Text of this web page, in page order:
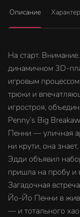
Описание
На старт.
динамичном 3D-
игровым
трюки и
игростроя,
Penny’s Big
Пенни — уличная
ни крути, она
Эдди объявил
пришла на пробу и
Загадочная
Йо-Йо Пенни в
— и тотального